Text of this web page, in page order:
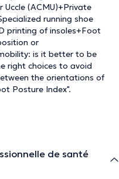
(ACMU)+Private
running shoe
printing of insoles+Foot
or
is it better to be
right choices to avoid
the orientations of
Posture Index".
de santé